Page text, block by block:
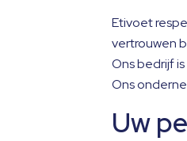
Etivoet
vertrouwen
Ons bedrijf
Ons
Uw